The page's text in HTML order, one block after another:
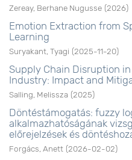
Zereay, Berhane Nugusse (2026)
Emotion Extraction from
Learning
Suryakant, Tyagi (2025-11-20)
Supply Chain Disruption
Industry: Impact and
Salling, Melissza (2025)
Döntéstámogatás: fuzzy
alkalmazhatóságának
előrejelzések és
Forgács, Anett (2026-02-02)